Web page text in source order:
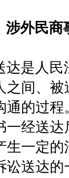
涉外民商
是人民
之间、被
通的过
一经送达
生一定
讼送达的